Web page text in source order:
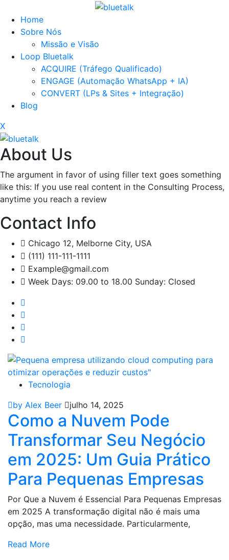
Home
Sobre Nós
Missão e Visão
Loop Bluetalk
ACQUIRE (Tráfego Qualificado)
ENGAGE (Automação WhatsApp + IA)
CONVERT (LPs & Sites + Integração)
Blog
X
About Us
The argument in favor of using filler text goes something
like this: If you use real content in the Consulting Process,
anytime you reach a review
Contact Info
Chicago 12, Melborne City, USA
(111) 111-111-1111
Example@gmail.com
Week Days: 09.00 to 18.00 Sunday: Closed
Tecnologia
by Alex Beer
julho 14, 2025
Como a Nuvem Pode
Transformar Seu Negócio
em 2025: Um Guia Prático
Para Pequenas Empresas
Por Que a Nuvem é Essencial Para Pequenas Empresas
em 2025 A transformação digital não é mais uma
opção, mas uma necessidade. Particularmente,
Read More